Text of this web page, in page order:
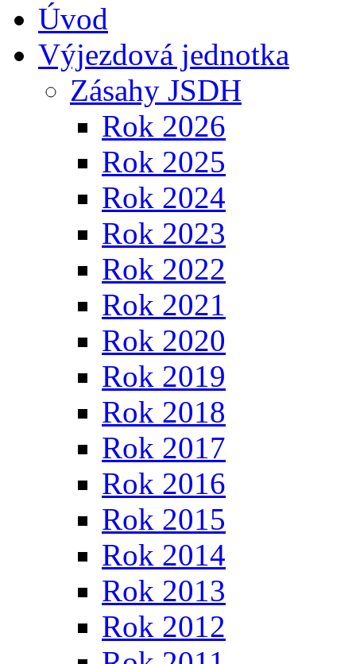
Úvod
Výjezdová jednotka
Zásahy JSDH
Rok 2026
Rok 2025
Rok 2024
Rok 2023
Rok 2022
Rok 2021
Rok 2020
Rok 2019
Rok 2018
Rok 2017
Rok 2016
Rok 2015
Rok 2014
Rok 2013
Rok 2012